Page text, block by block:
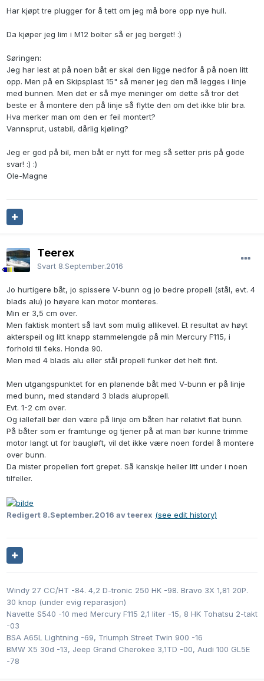
Har kjøpt tre plugger for å tett om jeg må bore opp nye hull.
Da kjøper jeg lim i M12 bolter så er jeg berget! :)
Søringen:
Jeg har lest at på noen båt er skal den ligge nedfor å på noen litt
opp. Men på en Skipsplast 15" så mener jeg den må legges i linje
med bunnen. Men det er så mye meninger om dette så tror det
beste er å montere den på linje så flytte den om det ikke blir bra.
Hva merker man om den er feil montert?
Vannsprut, ustabil, dårlig kjøling?
Jeg er god på bil, men båt er nytt for meg så setter pris på gode
svar! :) :)
Ole-Magne
Teerex
Svart 8.September.2016
Jo hurtigere båt, jo spissere V-bunn og jo bedre propell (stål, evt. 4
blads alu) jo høyere kan motor monteres.
Min er 3,5 cm over.
Men faktisk montert så lavt som mulig allikevel. Et resultat av høyt
akterspeil og litt knapp stammelengde på min Mercury F115, i
forhold til f.eks. Honda 90.
Men med 4 blads alu eller stål propell funker det helt fint.
Men utgangspunktet for en planende båt med V-bunn er på linje
med bunn, med standard 3 blads alupropell.
Evt. 1-2 cm over.
Og iallefall bør den være på linje om båten har relativt flat bunn.
På båter som er framtunge og tjener på at man bør kunne trimme
motor langt ut for baugløft, vil det ikke være noen fordel å montere
over bunn.
Da mister propellen fort grepet. Så kanskje heller litt under i noen
tilfeller.
Redigert 8.September.2016 av teerex (see edit history)
Windy 27 CC/HT -84. 4,2 D-tronic 250 HK -98. Bravo 3X 1,81 20P.
30 knop (under evig reparasjon)
Navette S540 -10 med Mercury F115 2,1 liter -15, 8 HK Tohatsu 2-takt
-03
BSA A65L Lightning -69, Triumph Street Twin 900 -16
BMW X5 30d -13, Jeep Grand Cherokee 3,1TD -00, Audi 100 GL5E
-78